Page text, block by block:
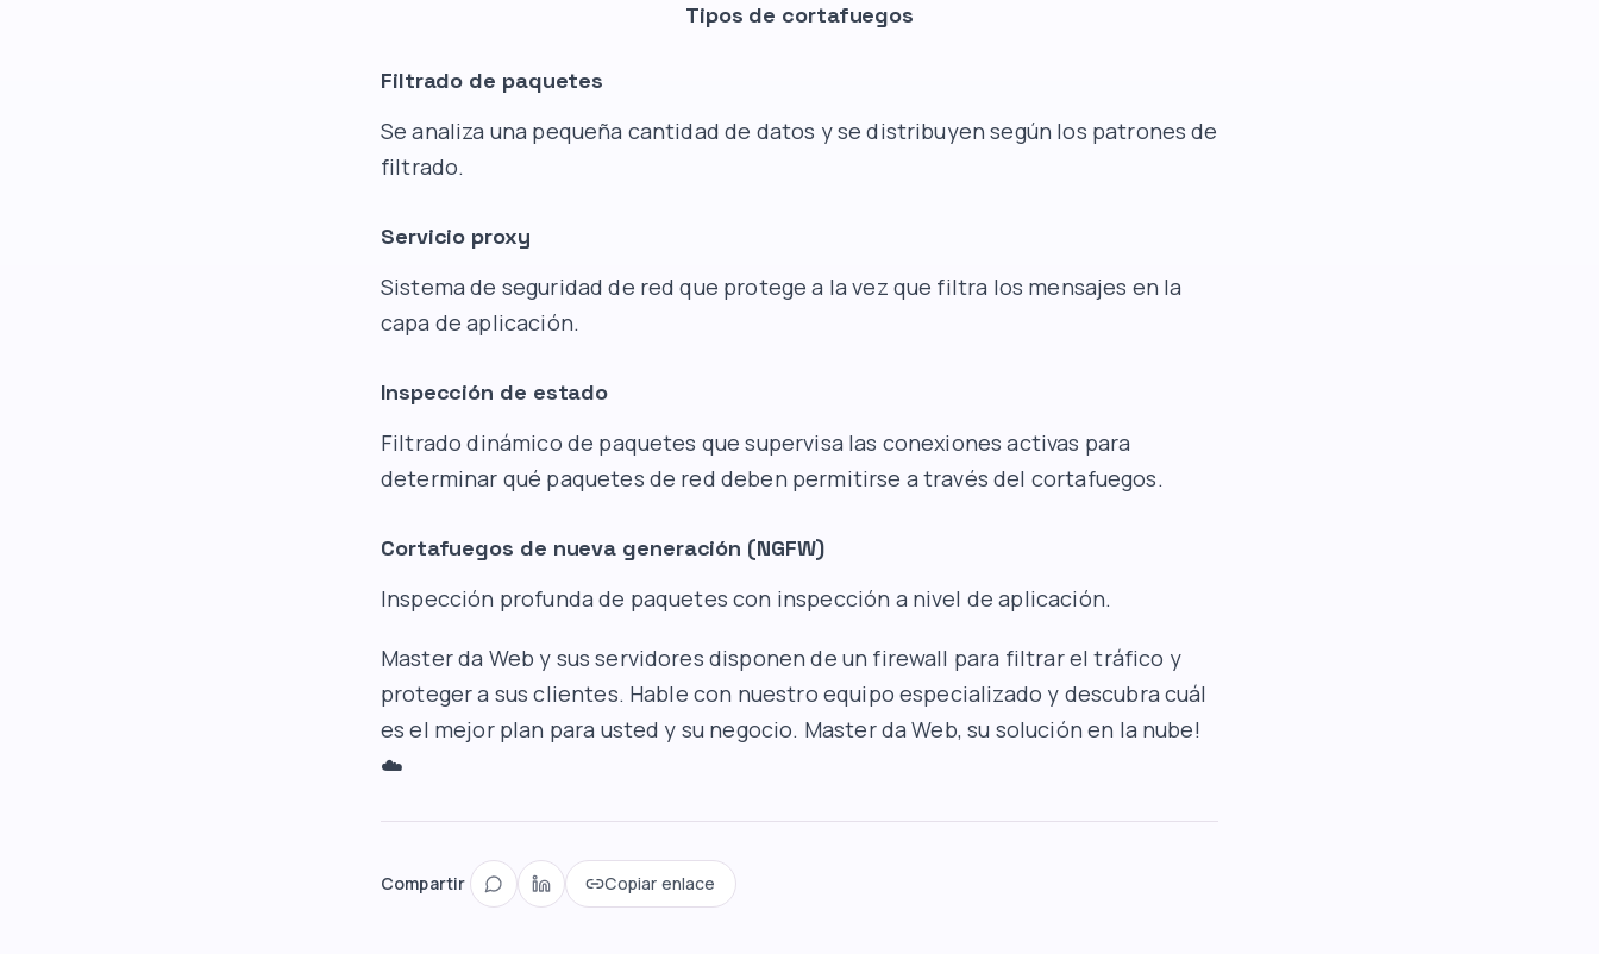
Tipos de cortafuegos
Filtrado de paquetes
Se analiza una pequeña cantidad de datos y se distribuyen según los patrones de
filtrado.
Servicio proxy
Sistema de seguridad de red que protege a la vez que filtra los mensajes en la
capa de aplicación.
Inspección de estado
Filtrado dinámico de paquetes que supervisa las conexiones activas para
determinar qué paquetes de red deben permitirse a través del cortafuegos.
Cortafuegos de nueva generación (NGFW)
Inspección profunda de paquetes con inspección a nivel de aplicación.
Master da Web y sus servidores disponen de un firewall para filtrar el tráfico y
proteger a sus clientes. Hable con nuestro equipo especializado y descubra cuál
es el mejor plan para usted y su negocio. Master da Web, su solución en la nube!
☁️
Compartir Copiar enlace